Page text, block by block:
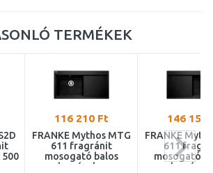
TERMÉKEK
500
116 210 Ft
FRANKE Mythos MTG
611 fragránit
mosogató balos
medencével, onyx
146 158
FRANKE
611
mosogató